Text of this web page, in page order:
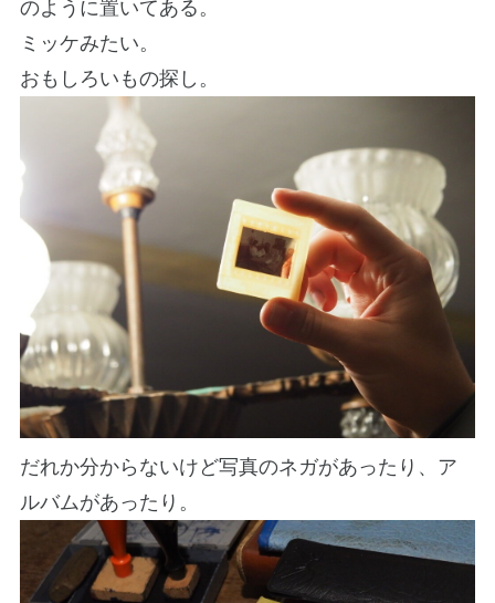
のように置いてある。
ミッケみたい。
おもしろいもの探し。
だれか分からないけど写真のネガがあったり、ア
ルバムがあったり。